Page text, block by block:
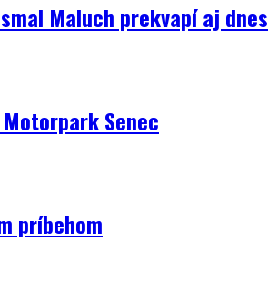
Maluch prekvapí aj dnes
Senec
príbehom